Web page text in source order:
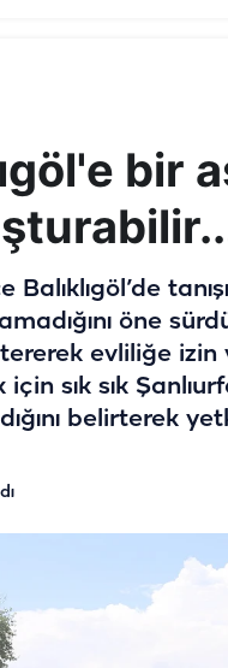
bir
Balıklıgöl’de
öne
evliliğe
için sık sık
belirterek